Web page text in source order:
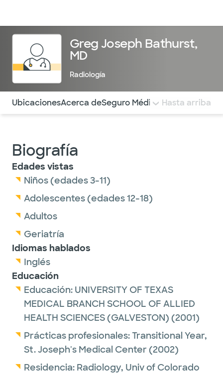
Greg Joseph Bathurst,
MD
Radiología
Utilice esta navegación para saltar rápidamente a
UbicacionesAcerca deSeguro Médico COMENTARIOS
Hasta arriba
Biografía
Edades vistas
Niños (edades 3-11)
Adolescentes (edades 12-18)
Adultos
Geriatría
Idiomas hablados
Inglés
Educación
Educación: UNIVERSITY OF TEXAS
MEDICAL BRANCH SCHOOL OF ALLIED
HEALTH SCIENCES (GALVESTON) (2001)
Prácticas profesionales:Transitional Year,
St. Joseph's Medical Center (2002)
Residencia: Radiology, Univ of Colorado